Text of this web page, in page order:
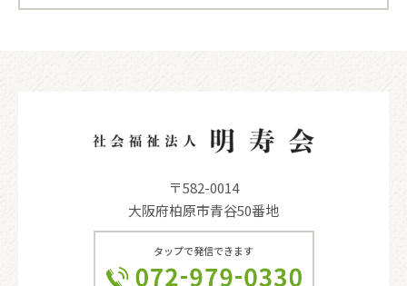
〒582-0014
大阪府柏原市青谷50番地
タップで発信できます